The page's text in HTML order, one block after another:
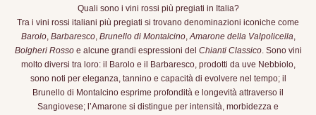
Quali sono i vini rossi più pregiati in Italia?
Tra i vini rossi italiani più pregiati si trovano denominazioni iconiche come
Barolo, Barbaresco, Brunello di Montalcino,Amarone della Valpolicella,
Bolgheri Rossoe alcune grandi espressioni del Chianti Classico. Sono vini
molto diversi tra loro: il Barolo e il Barbaresco, prodotti da uve Nebbiolo,
sono noti per eleganza, tannino e capacità di evolvere nel tempo; il
Brunello di Montalcino esprime profondità e longevità attraverso il
Sangiovese; l’Amarone si distingue per intensità, morbidezza e